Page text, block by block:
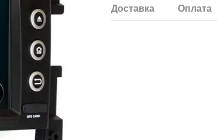
Доставка Оплата